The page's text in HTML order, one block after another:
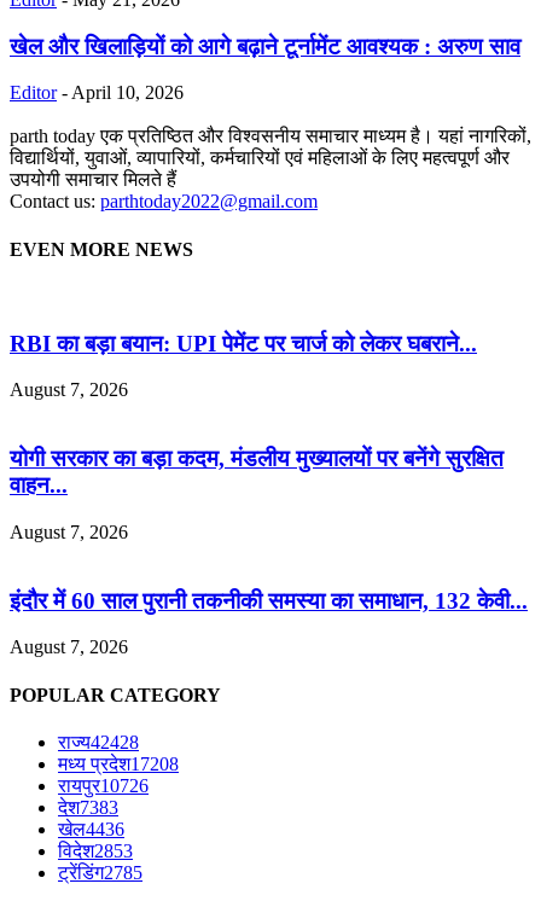
खेल और खिलाड़ियों को आगे बढ़ाने टूर्नामेंट आवश्यक : अरुण साव
Editor -April 10, 2026
parth today एक प्रतिष्ठित और विश्वसनीय समाचार माध्यम है। यहां नागरिकों,
विद्यार्थियों, युवाओं, व्यापारियों, कर्मचारियों एवं महिलाओं के लिए महत्वपूर्ण और
उपयोगी समाचार मिलते हैं
Contact us: parthtoday2022@gmail.com
EVEN MORE NEWS
RBI का बड़ा बयान: UPI पेमेंट पर चार्ज को लेकर घबराने...
August 7, 2026
योगी सरकार का बड़ा कदम, मंडलीय मुख्यालयों पर बनेंगे सुरक्षित
वाहन...
August 7, 2026
इंदौर में 60 साल पुरानी तकनीकी समस्या का समाधान, 132 केवी...
August 7, 2026
POPULAR CATEGORY
राज्य42428
मध्य प्रदेश17208
रायपुर10726
देश7383
खेल4436
विदेश2853
ट्रेंडिंग2785